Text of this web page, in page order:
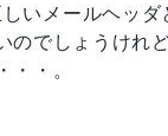
いメールヘッダ
でしょうけれど
・。